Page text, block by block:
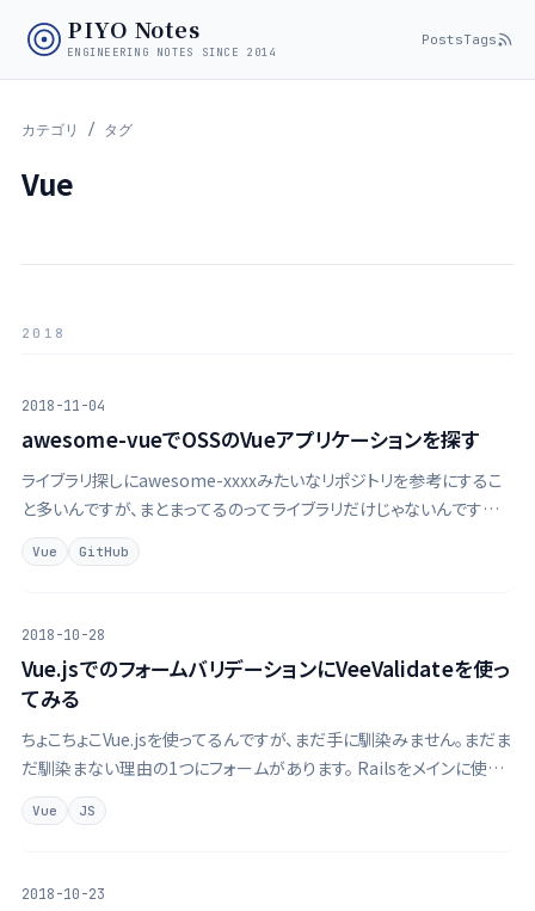
PIYO Notes
ENGINEERING NOTES SINCE 2014
PostsTags
カテゴリ / タグ
Vue
2018
2018-11-04
awesome-vueでOSSのVueアプリケーションを探す
ライブラリ探しにawesome-xxxxみたいなリポジトリを参考にするこ
と多いんですが、まとまってるのってライブラリだけじゃないんですね
ー。 色々見てたら、awesome-iosにはスタンフォード大学の授業（だ
と思われる）iTunes Uのリンクがあったりとか、
Vue GitHub
2018-10-28
Vue.jsでのフォームバリデーションにVeeValidateを使っ
てみる
ちょこちょこVue.jsを使ってるんですが、まだ手に馴染みません。まだま
だ馴染まない理由の1つにフォームがあります。 Railsをメインに使う
生活をしているので、form_forがないとフォームが書けません。とい
うか、simple_form gemばかり使っているのでさらになまっ …
Vue JS
2018-10-23